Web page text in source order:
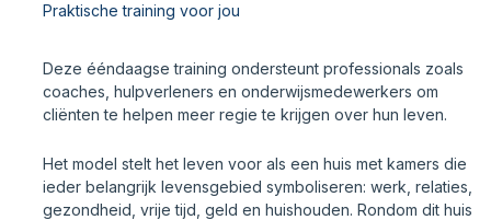
Praktische training voor jou
Deze ééndaagse training ondersteunt professionals zoals
coaches, hulpverleners en onderwijsmedewerkers om
cliënten te helpen meer regie te krijgen over hun leven.
Het model stelt het leven voor als een huis met kamers die
ieder belangrijk levensgebied symboliseren: werk, relaties,
gezondheid, vrije tijd, geld en huishouden. Rondom dit huis